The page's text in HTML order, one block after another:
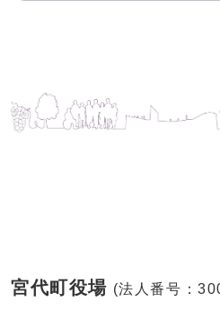
宮代町役場 (法人番号：